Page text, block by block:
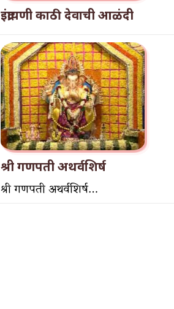
इंद्रायणी काठी देवाची आळंदी
श्री गणपती अथर्वशिर्ष
श्री गणपती अथर्वशिर्ष…